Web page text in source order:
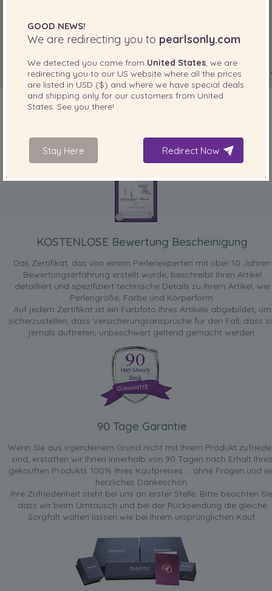
KOSTENLOSE Bewertung Bescheinigung
Das Zertifikat, das von einem Perlenexperten mit über 10 Jahren
Bewertungserfahrung erstellt wurde, beschreibt Ihren Artikel
detailliert und spezifiziert technische Details zu Ihrem Artikel, wie
Perlengröße, Farbe und Körperform.
Auf jedem Zertifikat ist ein Farbfoto Ihres Artikels abgebildet, um
sicherzustellen, dass Versicherungsansprüche für den Fall, dass
jemals auftreten, unbeschwert geltend gemacht werden.
90 Tage Garantie
Wenn Sie aus irgendeinem Grund nicht mit Ihrem Produkt
sind, erstatten wir Ihnen innerhalb von 90 Tagen nach Erhalt Ihres
gekauften Produkts 100% Ihres Kaufpreises ... ohne Fragen und
herzliches Dankeschön.
Ihre Zufriedenheit steht bei uns an erster Stelle. Bitte beachten
dass wir beim Umtausch und bei der Rücksendung die gleiche
Sorgfalt walten lassen wie bei Ihrem ursprünglichen Kauf.
GOOD NEWS!
We are redirecting you to pearlsonly.com
We detected you come from United States, we are
redirecting you to our US website where all the prices
are listed in USD ($) and where we have special deals
and shipping only for our customers from United
States. See you there!
Stay Here Redirect Now